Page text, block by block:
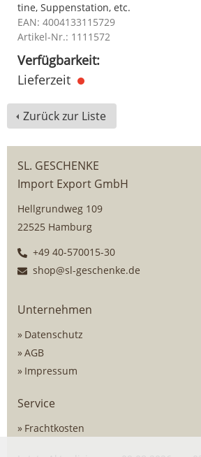
tine, Suppenstation, etc.
EAN: 4004133115729
Artikel-Nr.: 1111572
Verfügbarkeit:
Lieferzeit
Zurück zur Liste
SL. GESCHENKE
Import Export GmbH
Hellgrundweg 109
22525 Hamburg
+49 40-570015-30
shop@sl-geschenke.de
Unternehmen
Datenschutz
AGB
Impressum
Service
Frachtkosten